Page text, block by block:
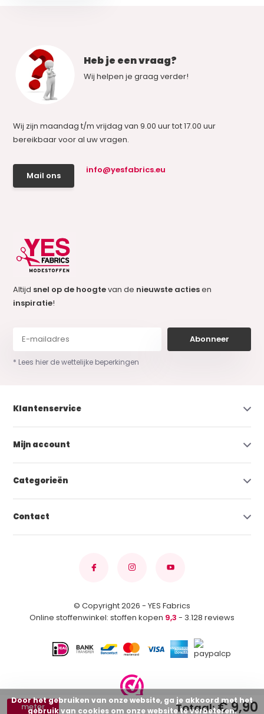
meter Totaal:€ 9,90
Heb je een vraag?
Wij helpen je graag verder!
Wij zijn maandag t/m vrijdag van 9.00 uur tot 17.00 uur
bereikbaar voor al uw vragen.
Mail ons
info@yesfabrics.eu
Altijd snel op de hoogtevan de nieuwste actiesen
inspiratie!
Abonneer
* Lees hier de wettelijke beperkingen
Klantenservice
Mijn account
Categorieën
Contact
© Copyright 2026 - YES Fabrics
Online stoffenwinkel: stoffen kopen 9,3 - 3.128 reviews
Door het gebruiken van onze website, ga je akkoord met het
gebruik van cookies om onze website te verbeteren.